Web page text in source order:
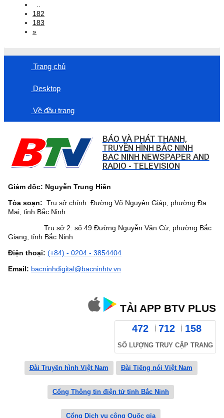
182
183
»
Trang chủ
Desktop
Về đầu trang
BÁO VÀ PHÁT THANH,
TRUYỀN HÌNH BẮC NINH
BAC NINH NEWSPAPER AND
RADIO - TELEVISION
Giám đốc: Nguyễn Trung Hiền
Tòa soạn: Trụ sở chính: Đường Võ Nguyên Giáp, phường Đa
Mai, tỉnh Bắc Ninh.
Trụ sở 2: số 49 Đường Nguyễn Văn Cừ, phường Bắc
Giang, tỉnh Bắc Ninh
Điện thoại: (+84) - 0204 - 3854404
Email: bacninhdigital@bacninhtv.vn
TẢI APP BTV PLUS
472 712 158
SỐ LƯỢNG TRUY CẬP TRANG
Đài Truyền hình Việt Nam Đài Tiếng nói Việt Nam
Cổng Thông tin điện tử tỉnh Bắc Ninh
Cổng Dịch vụ công Quốc gia